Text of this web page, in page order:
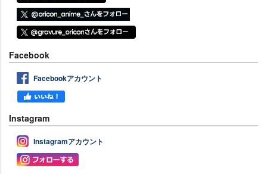
Facebook
Facebookアカウント
Instagram
Instagramアカウント